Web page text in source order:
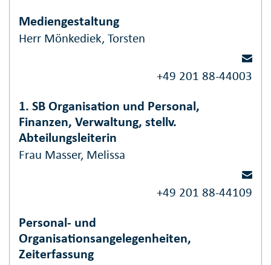
Mediengestaltung
Herr Mönkediek, Torsten
+49 201 88-44003
1. SB Organisation und Personal,
Finanzen, Verwaltung, stellv.
Abteilungsleiterin
Frau Masser, Melissa
+49 201 88-44109
Personal- und
Organisationsangelegenheiten,
Zeiterfassung